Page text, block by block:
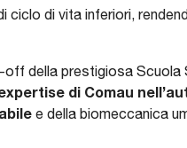
di vita inferiori,
della prestigiosa Scuola
di Comau
e della biomeccanica